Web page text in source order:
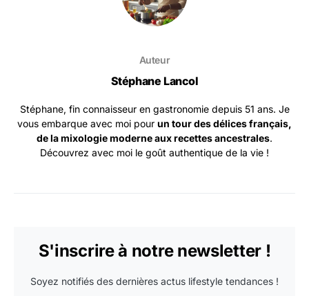
Auteur
Stéphane Lancol
Stéphane, fin connaisseur en gastronomie depuis 51 ans. Je
vous embarque avec moi pour un tour des délices français,
de la mixologie moderne aux recettes ancestrales.
Découvrez avec moi le goût authentique de la vie !
S'inscrire à notre newsletter !
Soyez notifiés des dernières actus lifestyle tendances !